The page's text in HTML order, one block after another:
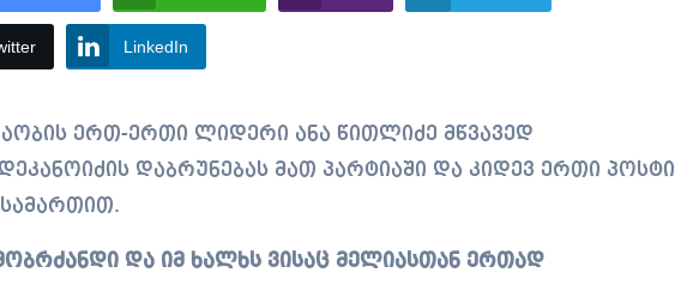
LinkedIn
დაბრუნებას მათ პარტიაში და კიდევ ერთი პოსტი
და იმ ხალხს ვისაც მელიასთან ერთად